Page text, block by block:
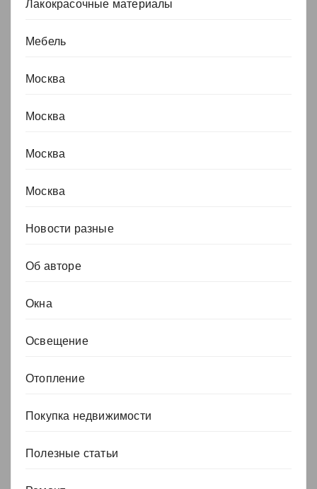
Лакокрасочные материалы
Мебель
Москва
Москва
Москва
Москва
Новости разные
Об авторе
Окна
Освещение
Отопление
Покупка недвижимости
Полезные статьи